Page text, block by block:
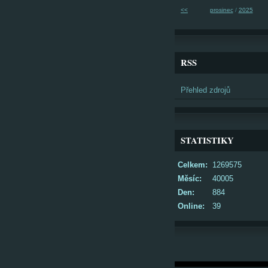
<< prosinec/ 2025
RSS
Přehled zdrojů
STATISTIKY
Online: 39
Celkem:
1269575
Měsíc:
40005
Den:
884